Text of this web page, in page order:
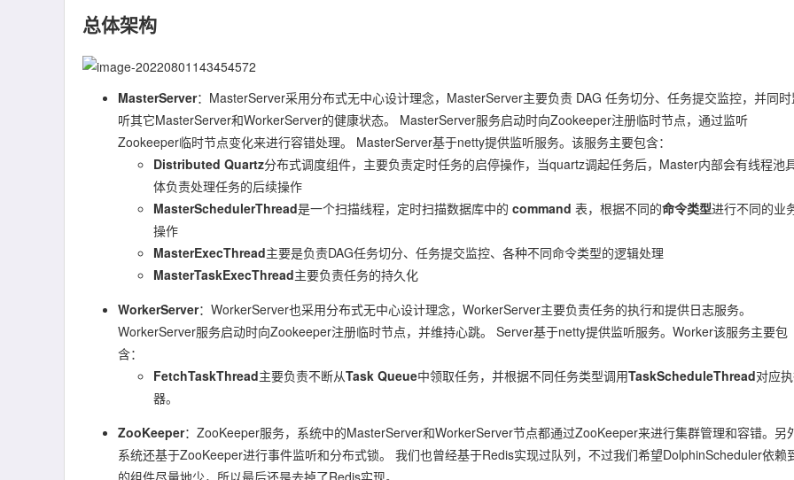
总体架构
MasterServer：MasterServer采用分布式无中心设计理念，MasterServer主要负责 DAG 任务切分、任务提交监控，并同
听其它MasterServer和WorkerServer的健康状态。 MasterServer服务启动时向Zookeeper注册临时节点，通过监听
Zookeeper临时节点变化来进行容错处理。 MasterServer基于netty提供监听服务。该服务主要包含：
Distributed Quartz分布式调度组件，主要负责定时任务的启停操作，当quartz调起任务后，Master内部会有线程池
体负责处理任务的后续操作
MasterSchedulerThread是一个扫描线程，定时扫描数据库中的 command 表，根据不同的命令类型进行不同的业
操作
MasterExecThread主要是负责DAG任务切分、任务提交监控、各种不同命令类型的逻辑处理
MasterTaskExecThread主要负责任务的持久化
WorkerServer：WorkerServer也采用分布式无中心设计理念，WorkerServer主要负责任务的执行和提供日志服务。
WorkerServer服务启动时向Zookeeper注册临时节点，并维持心跳。 Server基于netty提供监听服务。Worker该服务主要包
含：
FetchTaskThread主要负责不断从Task Queue中领取任务，并根据不同任务类型调用TaskScheduleThread对应
器。
ZooKeeper：ZooKeeper服务，系统中的MasterServer和WorkerServer节点都通过ZooKeeper来进行集群管理和容错。另
系统还基于ZooKeeper进行事件监听和分布式锁。 我们也曾经基于Redis实现过队列，不过我们希望DolphinScheduler依赖
的组件尽量地少，所以最后还是去掉了Redis实现。